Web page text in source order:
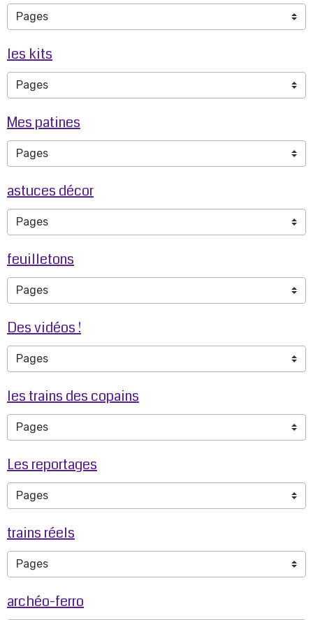
les kits
Mes patines
astuces décor
feuilletons
Des vidéos !
les trains des copains
Les reportages
trains réels
archéo-ferro